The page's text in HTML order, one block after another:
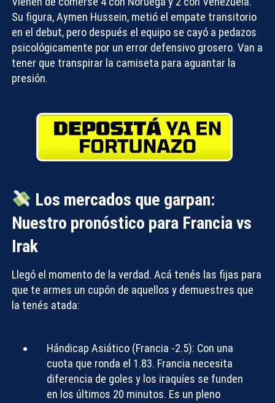
Su figura, Aymen Hussein, metió el empate transitorio
en el debut, pero después el equipo se cayó a pedazos
psicológicamente por un error defensivo grosero. Van a
tener que transpirar la camiseta para aguantar la
presión.
Los mercados que garpan:
Nuestro pronóstico para Francia vs
Irak
Llegó el momento de la verdad. Acá tenés las fijas para
que te armes un cupón de aquellos y demuestres que
la tenés atada:
Hándicap Asiático (Francia -2.5): Con una
cuota que ronda el 1.83. Francia necesita
diferencia de goles y los iraquíes se funden
en los últimos 20 minutos. Es un pleno